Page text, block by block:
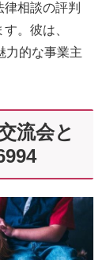
相談の評判
。彼は、
力的な事業主
流会と